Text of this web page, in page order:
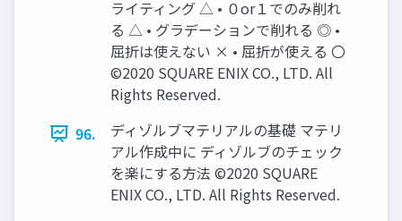
ライティング △ • ０or１でのみ削れ
る △ • グラデーションで削れる ◎ •
屈折は使えない × • 屈折が使える 〇
©2020 SQUARE ENIX CO., LTD. All
Rights Reserved.
96.
ディゾルブマテリアルの基礎 マテリ
アル作成中に ディゾルブのチェック
を楽にする方法 ©2020 SQUARE
ENIX CO., LTD. All Rights Reserved.